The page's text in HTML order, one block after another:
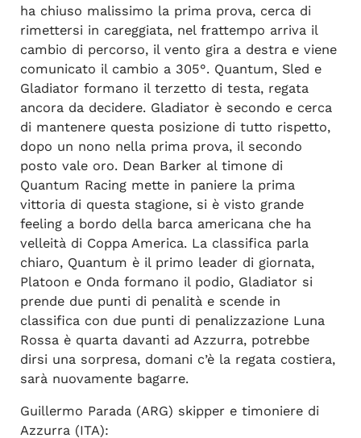
ha chiuso malissimo la prima prova, cerca di
rimettersi in careggiata, nel frattempo arriva il
cambio di percorso, il vento gira a destra e viene
comunicato il cambio a 305°. Quantum, Sled e
Gladiator formano il terzetto di testa, regata
ancora da decidere. Gladiator è secondo e cerca
di mantenere questa posizione di tutto rispetto,
dopo un nono nella prima prova, il secondo
posto vale oro. Dean Barker al timone di
Quantum Racing mette in paniere la prima
vittoria di questa stagione, si è visto grande
feeling a bordo della barca americana che ha
velleità di Coppa America. La classifica parla
chiaro, Quantum è il primo leader di giornata,
Platoon e Onda formano il podio, Gladiator si
prende due punti di penalità e scende in
classifica con due punti di penalizzazione Luna
Rossa è quarta davanti ad Azzurra, potrebbe
dirsi una sorpresa, domani c’è la regata costiera,
sarà nuovamente bagarre.
Guillermo Parada (ARG) skipper e timoniere di
Azzurra (ITA):